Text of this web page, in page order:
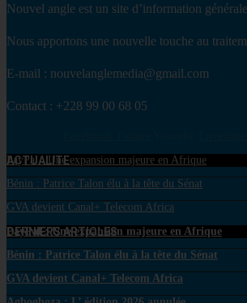
Nouvel angle est un site d’information
Nous apportons une nouvelle touche au
E-mail : nouvelanglemedia@gmail.com
Contact : +228 99 00 68 05
ACTUALITE
PayPal : Une expansion majeure en Afrique
Bénin : Patrice Talon élu à la tête du Sénat
GVA devient Canal+ Telecom Africa
DERNIERS ARTICLES
PayPal : Une expansion majeure en Afrique
Bénin : Patrice Talon élu à la tête du Sénat
GVA devient Canal+ Telecom Africa